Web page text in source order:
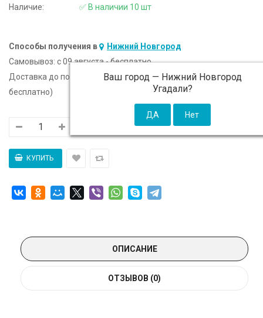
Наличие:
✅ В наличии 10 шт
Способы получения в Нижний Новгород
Ваш город — Нижний Новгород
Угадали?
Самовывоз: c 09 августа - бесплатно
Доставка до подъезда:
c 09 августа - 300 ₽ (от 5 000 ₽
бесплатно)
ОПИСАНИЕ
ОТЗЫВОВ (0)